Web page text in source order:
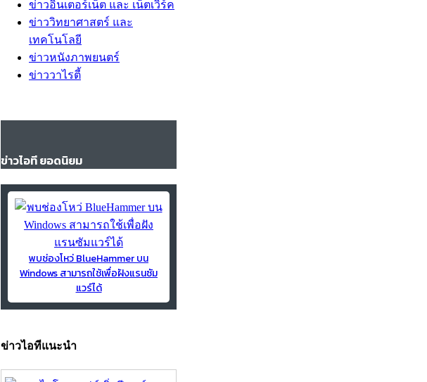
ข่าวอินเตอร์เน็ต และ เน็ตเวิร์ค
ข่าววิทยาศาสตร์ และ
เทคโนโลยี
ข่าวหนังภาพยนตร์
ข่าววาไรตี้
ข่าวไอที ยอดนิยม
พบช่องโหว่ BlueHammer บน
Windows สามารถใช้เพื่อฝังแรนซัม
แวร์ได้
ข่าวไอทีแนะนำ